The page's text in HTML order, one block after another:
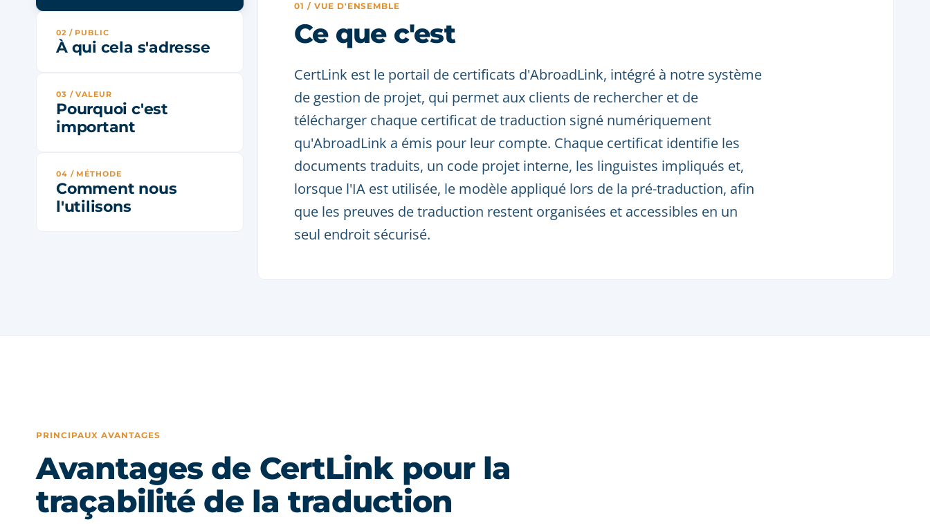
02 / PUBLIC
À qui cela s'adresse
03 / VALEUR
Pourquoi c'est
important
04 / MÉTHODE
Comment nous
l'utilisons
01 / VUE D'ENSEMBLE
Ce que c'est
CertLink est le portail de certificats d'AbroadLink, intégré à notre système
de gestion de projet, qui permet aux clients de rechercher et de
télécharger chaque certificat de traduction signé numériquement
qu'AbroadLink a émis pour leur compte. Chaque certificat identifie les
documents traduits, un code projet interne, les linguistes impliqués et,
lorsque l'IA est utilisée, le modèle appliqué lors de la pré-traduction, afin
que les preuves de traduction restent organisées et accessibles en un
seul endroit sécurisé.
PRINCIPAUX AVANTAGES
Avantages de CertLink pour la
traçabilité de la traduction